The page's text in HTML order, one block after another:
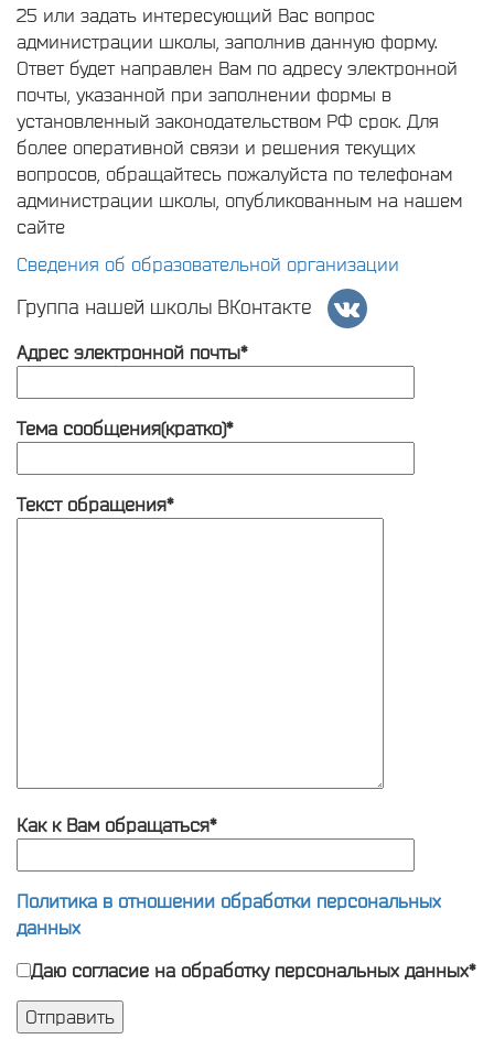
25 или задать интересующий Вас вопрос
администрации школы, заполнив данную форму.
Ответ будет направлен Вам по адресу электронной
почты, указанной при заполнении формы в
установленный законодательством РФ срок. Для
более оперативной связи и решения текущих
вопросов, обращайтесь пожалуйста по телефонам
администрации школы, опубликованным на нашем
сайте
Сведения об образовательной организации
Группа нашей школы ВКонтакте
Адрес электронной почты*
Тема сообщения(кратко)*
Текст обращения*
Как к Вам обращаться*
Политика в отношении обработки персональных
данных
Даю согласие на обработку персональных данных*